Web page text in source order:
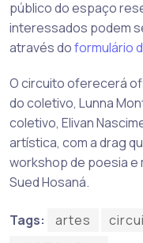
público do espaço
interessados podem
através doformulário
O circuito oferecerá
do coletivo, Lunna
coletivo, Elivan
artística, com a drag
workshop de poesia e
Sued Hosaná.
Tags: artes